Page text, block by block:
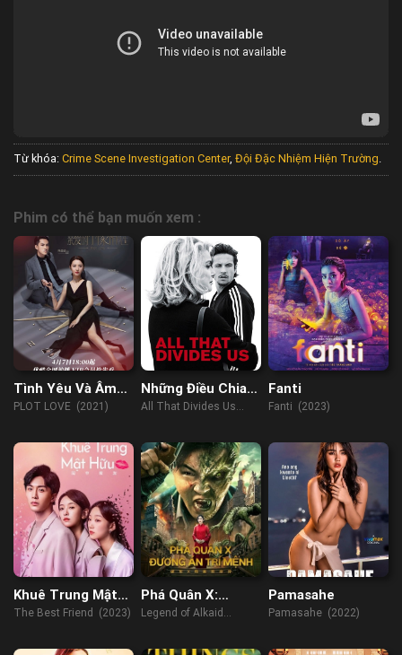
Từ khóa: Crime Scene Investigation Center, Đội Đặc Nhiệm Hiện Trường.
Phim có thể bạn muốn xem :
Tình Yêu Và Âm
Mưu
PLOT LOVE (2021)
Những Điều Chia
Cách Chúng Ta
All That Divides Us
Fanti
Fanti (2023)
Khuê Trung Mật
Hữu
The Best Friend (2023)
Phá Quân X:
Đương Án Trí
Legend of Alkaid
Pamasahe
Pamasahe (2022)